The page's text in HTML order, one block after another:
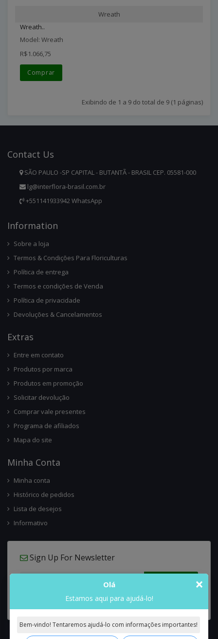
Wreath
Wreath..
Model: Wreath
R$1.066,75
Comprar
Exibindo de 1 a 9 do total de 9 (1 páginas)
Contact Us
SÃO PAULO -SP CAPITAL - BUTANTÃ - BRASIL CEP. 05581-000
lg@interflora-brasil.com.br
+551141933942 WhatsApp
InforMation
Sobre a loja
Termos & Condições Para Floriculturas
Política de entrega
Termos e condições de Venda
Política de privacidade
Devoluções & Cancelamentos
ExtRas
Entre em contato
Produtos por marca
Produtos em promoção
Solicitar devolução
Comprar vale presentes
Programa de afiliados
Mapa do site
Minha Conta
Minha conta
Histórico de pedidos
Lista de desejos
Informativo
Sign Up For Newsletter
×
Olá
Estamos aqui para ajudá-lo!
Bem-vindo! Tentaremos ajudá-lo com informações importantes!